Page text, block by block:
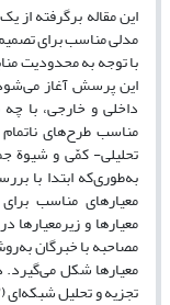
این مقاله برگرفته
مدلی مناسب برای
با توجه به محدودیت
این پرسش آغاز می‏‌شود
داخلی و خارجی، با
مناسب طرح‌‏های
تحلیلی- کمّی و شیوة
به‏‌طوری‏‌که ابتدا با
معیارهای مناسب
معیارها و
مصاحبه با خبرگان
معیارها شکل می‏‌گیرد.